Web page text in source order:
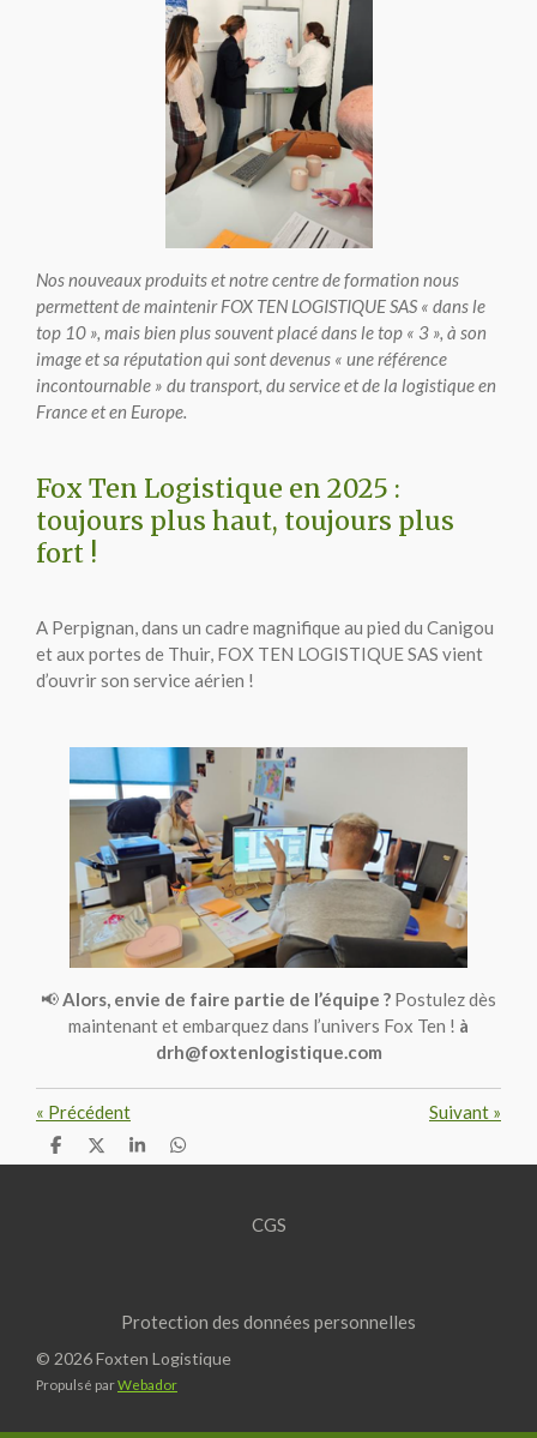
Nos nouveaux produits et notre centre de formation nous
permettent de maintenir FOX TEN LOGISTIQUE SAS « dans le
top 10 », mais bien plus souvent placé dans le top « 3 », à son
image et sa réputation qui sont devenus « une référence
incontournable » du transport, du service et de la logistique en
France et en Europe.
Fox Ten Logistique en 2025 :
toujours plus haut, toujours plus
fort !
A Perpignan, dans un cadre magnifique au pied du Canigou
et aux portes de Thuir, FOX TEN LOGISTIQUE SAS vient
d’ouvrir son service aérien !
📢Alors, envie de faire partie de l’équipe ? Postulez dès
maintenant et embarquez dans l’univers Fox Ten ! à
drh@foxtenlogistique.com
« Précédent Suivant »
P
a
P
a
P
a
P
a
CGS
Protection des données personnelles
© 2026 Foxten Logistique
Propulsé parWebador